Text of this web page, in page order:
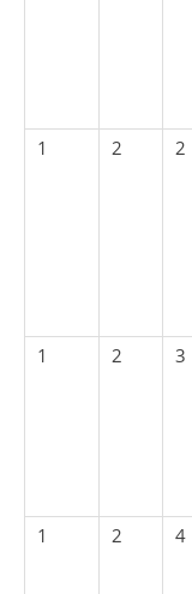
1 2
2
1 2
3
1 2
4